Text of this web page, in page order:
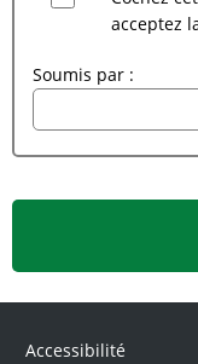
Soumis par :
Accessibilité